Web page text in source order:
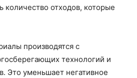
количество отходов, которые
производятся с
технологий и
Это уменьшает негативное